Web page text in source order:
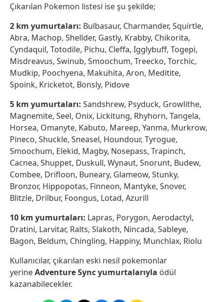
Çıkarılan Pokemon listesi ise şu şekilde;
2 km yumurtaları: Bulbasaur, Charmander, Squirtle,
Abra, Machop, Shellder, Gastly, Krabby, Chikorita,
Cyndaquil, Totodile, Pichu, Cleffa, Igglybuff, Togepi,
Misdreavus, Swinub, Smoochum, Treecko, Torchic,
Mudkip, Poochyena, Makuhita, Aron, Meditite,
Spoink, Kricketot, Bonsly, Pidove
5 km yumurtaları: Sandshrew, Psyduck, Growlithe,
Magnemite, Seel, Onix, Lickitung, Rhyhorn, Tangela,
Horsea, Omanyte, Kabuto, Mareep, Yanma, Murkrow,
Pineco, Shuckle, Sneasel, Houndour, Tyrogue,
Smoochum, Elekid, Magby, Nosepass, Trapinch,
Cacnea, Shuppet, Duskull, Wynaut, Snorunt, Budew,
Combee, Drifloon, Buneary, Glameow, Stunky,
Bronzor, Hippopotas, Finneon, Mantyke, Snover,
Blitzle, Drilbur, Foongus, Lotad, Azurill
10 km yumurtaları: Lapras, Porygon, Aerodactyl,
Dratini, Larvitar, Ralts, Slakoth, Nincada, Sableye,
Bagon, Beldum, Chingling, Happiny, Munchlax, Riolu
Kullanıcılar, çıkarılan eski nesil pokemonlar
yerineAdventure Sync yumurtalarıyla ödül
kazanabilecekler.